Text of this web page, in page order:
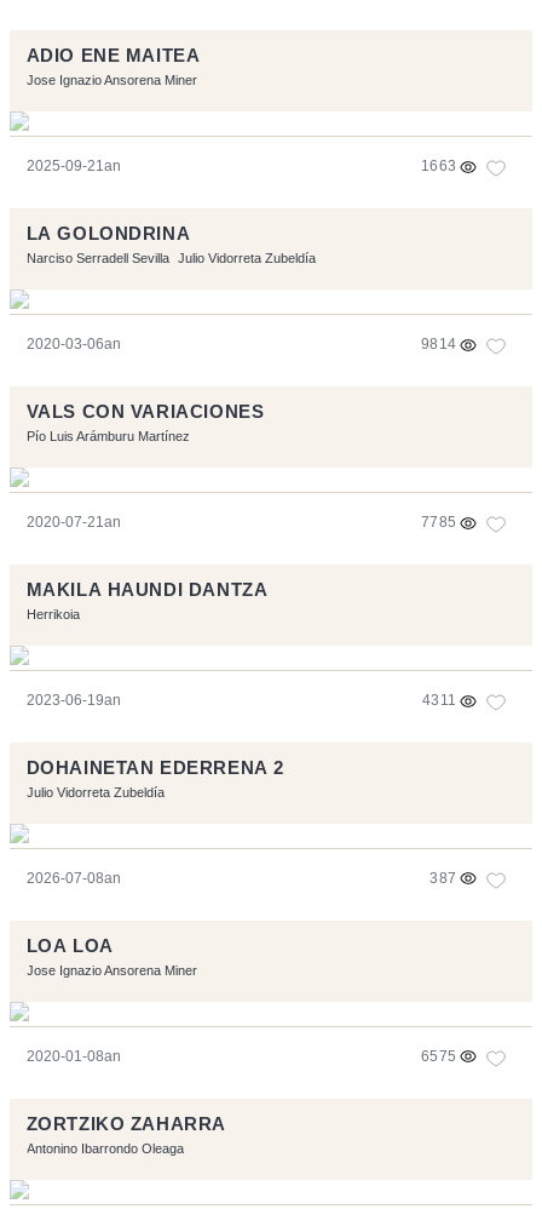
ADIO ENE MAITEA
Jose Ignazio Ansorena Miner
2025-09-21an 1663
LA GOLONDRINA
Narciso Serradell Sevilla Julio Vidorreta Zubeldía
2020-03-06an 9814
VALS CON VARIACIONES
Pío Luis Arámburu Martínez
2020-07-21an 7785
MAKILA HAUNDI DANTZA
Herrikoia
2023-06-19an 4311
DOHAINETAN EDERRENA 2
Julio Vidorreta Zubeldía
2026-07-08an 387
LOA LOA
Jose Ignazio Ansorena Miner
2020-01-08an 6575
ZORTZIKO ZAHARRA
Antonino Ibarrondo Oleaga